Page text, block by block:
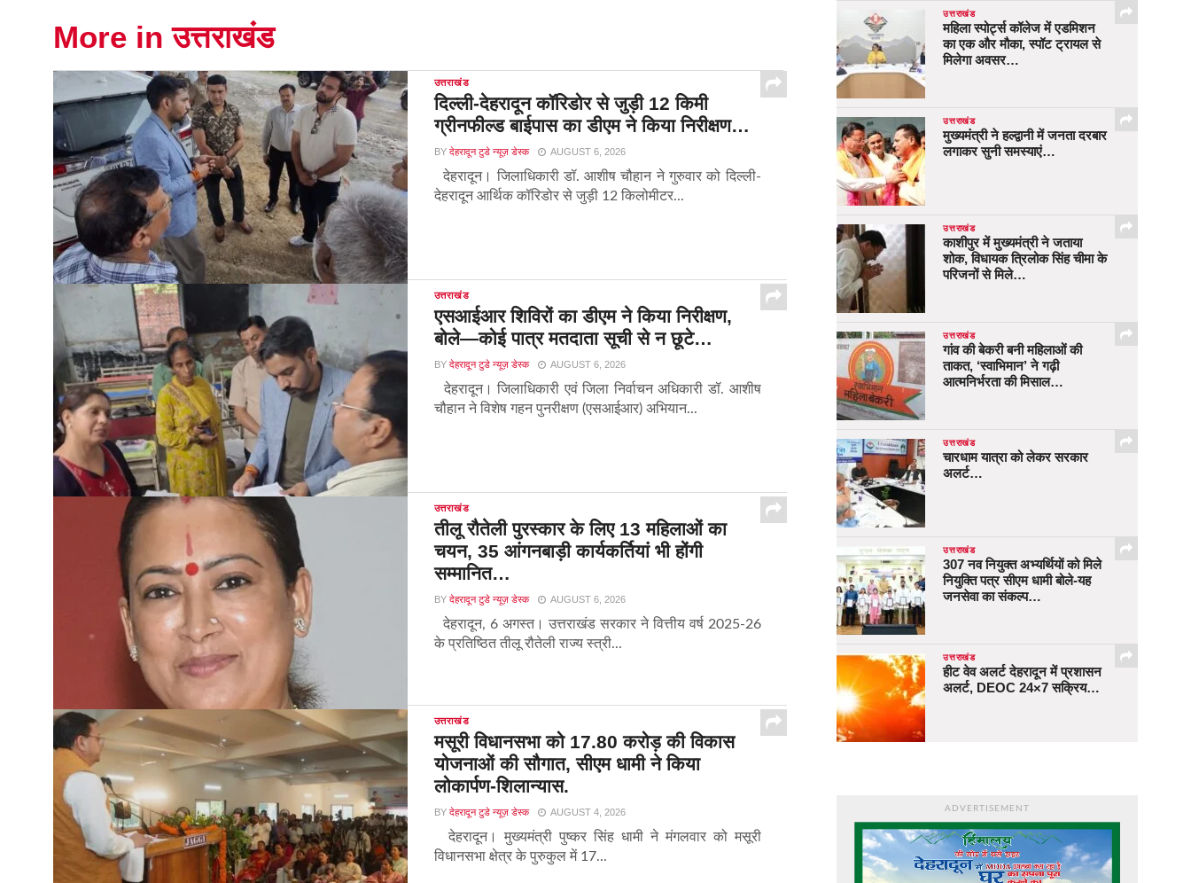
More in उत्तराखंड
उत्तराखंड
दिल्ली-देहरादून कॉरिडोर से जुड़ी 12 किमी
ग्रीनफील्ड बाईपास का डीएम ने किया निरीक्षण…
BY देहरादून टुडे न्यूज़ डेस्क AUGUST 6, 2026
देहरादून। जिलाधिकारी डॉ. आशीष चौहान ने गुरुवार को दिल्ली-
देहरादून आर्थिक कॉरिडोर से जुड़ी 12 किलोमीटर...
उत्तराखंड
एसआईआर शिविरों का डीएम ने किया निरीक्षण,
बोले—कोई पात्र मतदाता सूची से न छूटे…
BY देहरादून टुडे न्यूज़ डेस्क AUGUST 6, 2026
देहरादून। जिलाधिकारी एवं जिला निर्वाचन अधिकारी डॉ. आशीष
चौहान ने विशेष गहन पुनरीक्षण (एसआईआर) अभियान...
उत्तराखंड
तीलू रौतेली पुरस्कार के लिए 13 महिलाओं का
चयन, 35 आंगनबाड़ी कार्यकर्तियां भी होंगी
सम्मानित…
BY देहरादून टुडे न्यूज़ डेस्क AUGUST 6, 2026
देहरादून, 6 अगस्त। उत्तराखंड सरकार ने वित्तीय वर्ष 2025-26
के प्रतिष्ठित तीलू रौतेली राज्य स्त्री...
उत्तराखंड
मसूरी विधानसभा को 17.80 करोड़ की विकास
योजनाओं की सौगात, सीएम धामी ने किया
लोकार्पण-शिलान्यास.
BY देहरादून टुडे न्यूज़ डेस्क AUGUST 4, 2026
देहरादून। मुख्यमंत्री पुष्कर सिंह धामी ने मंगलवार को मसूरी
विधानसभा क्षेत्र के पुरुकुल में 17...
उत्तराखंड
महिला स्पोर्ट्स कॉलेज में एडमिशन
का एक और मौका, स्पॉट ट्रायल से
मिलेगा अवसर…
उत्तराखंड
मुख्यमंत्री ने हल्द्वानी में जनता दरबार
लगाकर सुनी समस्याएं…
उत्तराखंड
काशीपुर में मुख्यमंत्री ने जताया
शोक, विधायक त्रिलोक सिंह चीमा के
परिजनों से मिले…
उत्तराखंड
गांव की बेकरी बनी महिलाओं की
ताकत, ‘स्वाभिमान’ ने गढ़ी
आत्मनिर्भरता की मिसाल…
उत्तराखंड
चारधाम यात्रा को लेकर सरकार
अलर्ट…
उत्तराखंड
307 नव नियुक्त अभ्यर्थियों को मिले
नियुक्ति पत्र सीएम धामी बोले-यह
जनसेवा का संकल्प…
उत्तराखंड
हीट वेव अलर्ट देहरादून में प्रशासन
अलर्ट, DEOC 24×7 सक्रिय…
ADVERTISEMENT